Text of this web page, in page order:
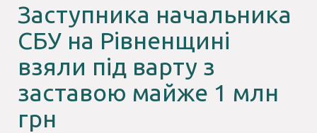
Заступника начальника
СБУ на Рівненщині
взяли під варту з
заставою майже 1 млн
грн